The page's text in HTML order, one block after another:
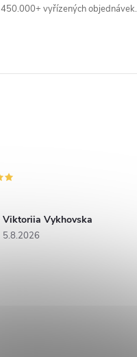
450.000+ vyřízených objednávek.
Viktoriia Vykhovska
5.8.2026